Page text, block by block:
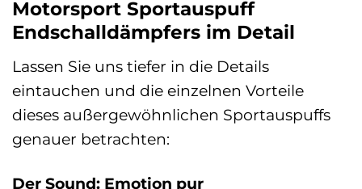
Motorsport Sportauspuff
Endschalldämpfers im Detail
Lassen Sie uns tiefer in die Details
eintauchen und die einzelnen Vorteile
dieses außergewöhnlichen Sportauspuffs
genauer betrachten:
Der Sound: Emotion pur